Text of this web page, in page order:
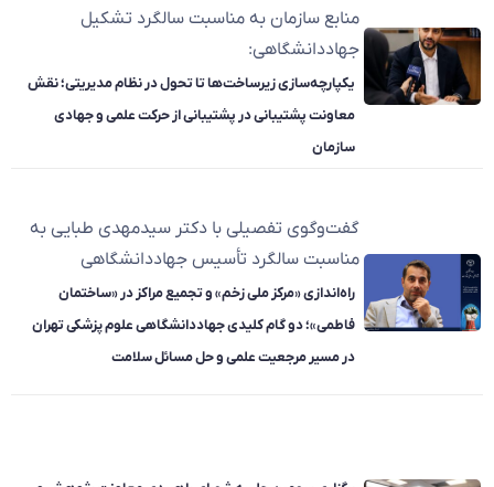
منابع سازمان به مناسبت سالگرد تشکیل
جهاددانشگاهی:
یکپارچه‌سازی زیرساخت‌ها تا تحول در نظام مدیریتی؛ نقش
معاونت پشتیبانی در پشتیبانی از حرکت علمی و جهادی
سازمان
گفت‌وگوی تفصیلی با دکتر سیدمهدی طبایی به
مناسبت سالگرد تأسیس جهاددانشگاهی
راه‌اندازی «مرکز ملی زخم» و تجمیع مراکز در «ساختمان
فاطمی»؛ دو گام کلیدی جهاددانشگاهی علوم پزشکی تهران
در مسیر مرجعیت علمی و حل مسائل سلامت